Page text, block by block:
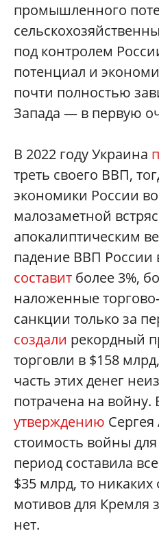
промышленного
под контролем
потенциал и
почти полностью
Запада — в первую
В 2022 году Украина
треть своего ВВП,
экономики России
малозаметной
апокалиптическим
падение ВВП России
составит более 3%,
наложенные
санкции только за
создали рекордный
торговли в $158
часть этих денег
потрачена на войну.
утверждению
стоимость войны
период составила
$35 млрд, то
мотивов для Кремля
нет.